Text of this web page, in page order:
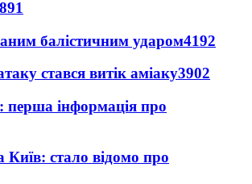
балістичним ударом4192
стався витік аміаку3902
перша інформація про
Київ: стало відомо про